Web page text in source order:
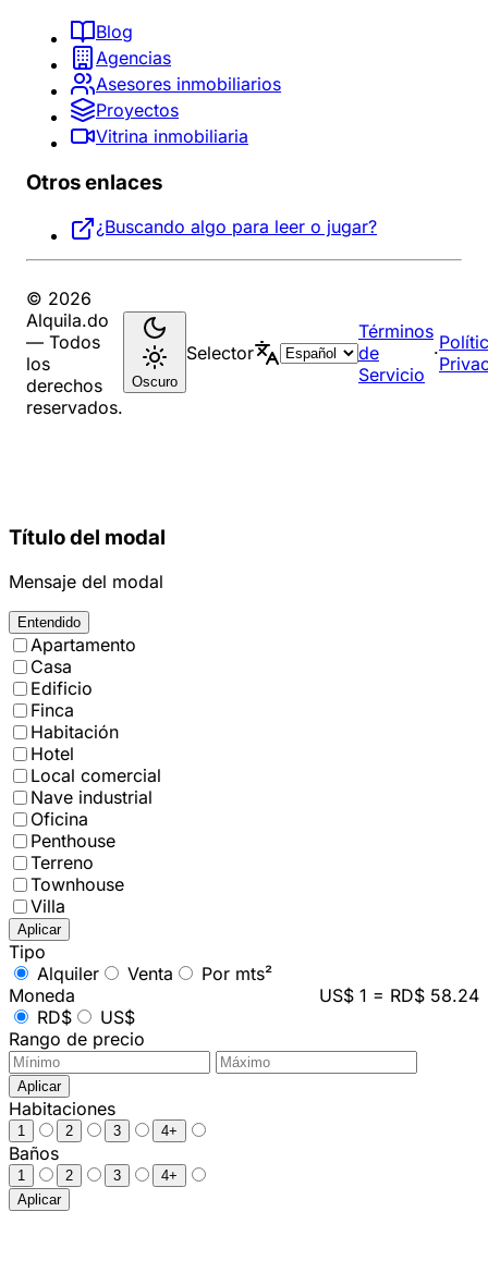
Blog
Agencias
Asesores inmobiliarios
Proyectos
Vitrina inmobiliaria
Otros enlaces
¿Buscando algo para leer o jugar?
© 2026
Alquila.do
— Todos
los
derechos
reservados.
Oscuro
Selector
Términos
de
Servicio
·
Título del modal
Mensaje del modal
Entendido
Apartamento
Casa
Edificio
Finca
Habitación
Hotel
Local comercial
Nave industrial
Oficina
Penthouse
Terreno
Townhouse
Villa
Aplicar
Tipo
Alquiler
Venta
Por mts²
Moneda
US$ 1 = RD$ 58.24
RD$
US$
Rango de precio
Aplicar
Habitaciones
1 2 3 4+
Baños
1 2 3
4+
Aplicar